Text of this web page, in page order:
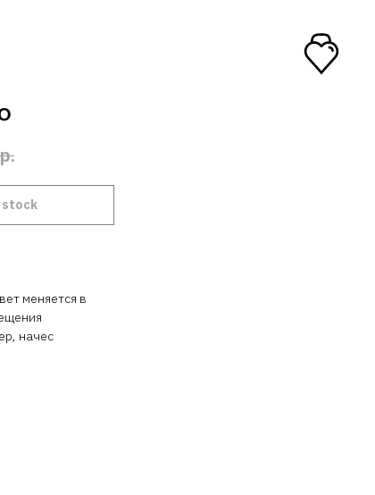
р.
stock
меняется в
начес